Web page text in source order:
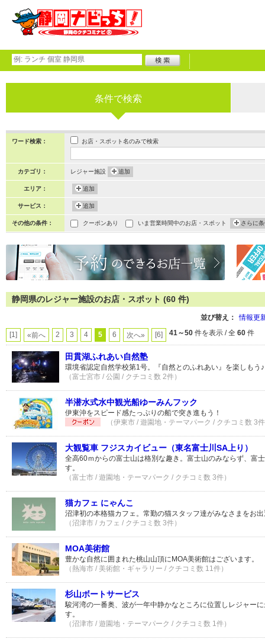
条件で検索
ワード検索： お店・スポット名のみで検索
カテゴリ： レジャー施設 追加
エリア： 追加
サービス： 追加
その他の条件： クーポンあり いま営業時間中のお店・スポット さらに
静岡県のレジャー施設のお店・スポット (60 件)
並び替え： 情報更
[1] «前へ 2 3 4 5 6 次へ» [6] 41～50 件を表示 / 全 60 件
田貫湖ふれあい自然塾
環境省認定自然学校第1号。『自然とのふれあい』を楽しもう♪
（富士宮市 / 公園 / クチコミ数 2件）
半潜水式水中観光船ゆーみんフック
伊東沖をスピード感たっぷりの船で突き進もう！
（伊東市 / 遊園地・テーマパーク / クチコミ数 3
大観覧車 フジスカイビュー（東名富士川SA上り）
全高60ｍからの富士山は格別な趣き。富士山のみならず、富
す。
（富士市 / 遊園地・テーマパーク / クチコミ数 3件）
猫カフェ にゃんこ
沼津初の本格猫カフェ。常勤の猫スタッフ達がみなさまをお
（沼津市 / カフェ / クチコミ数 3件）
MOA美術館
豊かな自然に囲まれた桃山山頂にMOA美術館はございます。
（熱海市 / 美術館・ギャラリー / クチコミ数 11件）
杉山ボートサービス
駿河湾の一番奥、波が一年中静かなところに位置しレジャー
す。
（沼津市 / 遊園地・テーマパーク / クチコミ数 1件）